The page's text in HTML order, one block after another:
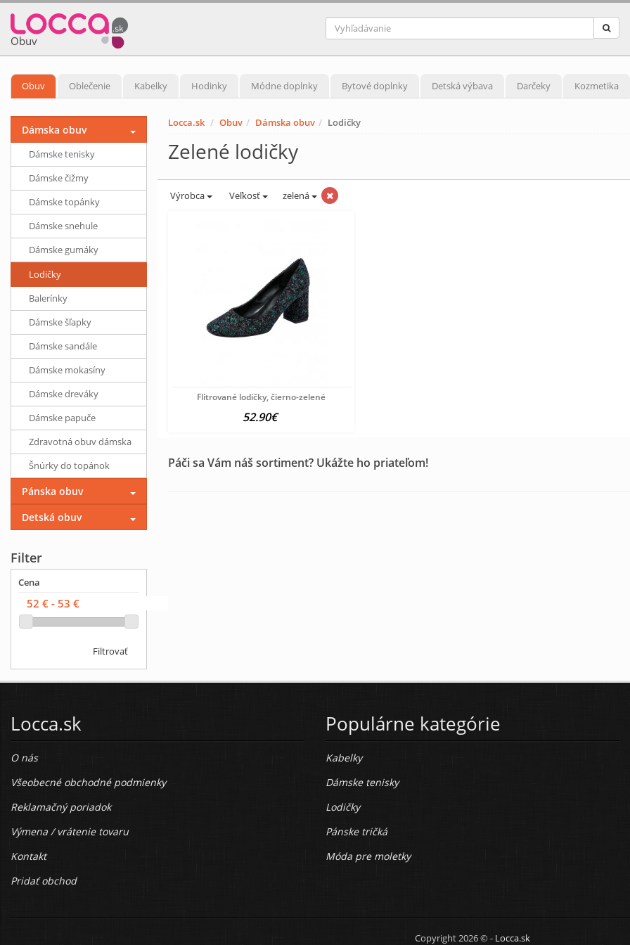
Obuv
Obuv Oblečenie Kabelky Hodinky Módne doplnky Bytové doplnky Detská výbava Darčeky Kozmetika
Locca.sk Obuv Dámska obuv Lodičky
Zelené lodičky
Výrobca Veľkosť zelená
Flitrované lodičky, čierno-zelené
52.90€
Páči sa Vám náš sortiment? Ukážte ho priateľom!
Dámska obuv
Dámske tenisky
Dámske čižmy
Dámske topánky
Dámske snehule
Dámske gumáky
Lodičky
Balerínky
Dámske šľapky
Dámske sandále
Dámske mokasíny
Dámske dreváky
Dámske papuče
Zdravotná obuv dámska
Šnúrky do topánok
Pánska obuv
Detská obuv
Filter
Cena
Filtrovať
Locca.sk
O nás
Všeobecné obchodné podmienky
Reklamačný poriadok
Výmena / vrátenie tovaru
Kontakt
Pridať obchod
Populárne kategórie
Kabelky
Dámske tenisky
Lodičky
Pánske tričká
Móda pre moletky
Copyright 2026 © - Locca.sk